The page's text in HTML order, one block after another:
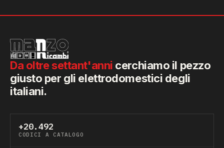
Da oltre settant'anni cerchiamo il pezzo
giusto per gli elettrodomestici degli
italiani.
+20.492
CODICI A CATALOGO